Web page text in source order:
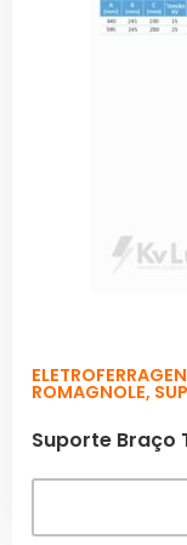
ROMAGNOLE,
Suporte Braço